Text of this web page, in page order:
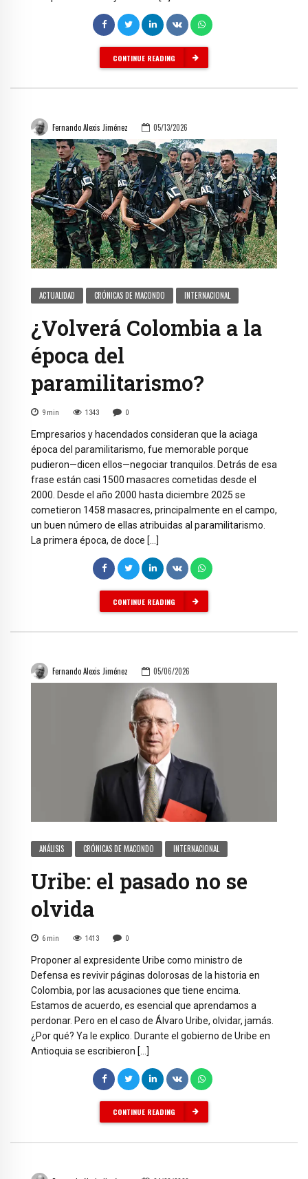
CONTINUE READING
Fernando Alexis Jiménez 05/13/2026
ACTUALIDAD CRÓNICAS DE MACONDO INTERNACIONAL
¿Volverá Colombia a la
época del
paramilitarismo?
9 min 1343 0
Empresarios y hacendados consideran que la aciaga
época del paramilitarismo, fue memorable porque
pudieron—dicen ellos—negociar tranquilos. Detrás de esa
frase están casi 1500 masacres cometidas desde el
2000. Desde el año 2000 hasta diciembre 2025 se
cometieron 1458 masacres, principalmente en el campo,
un buen número de ellas atribuidas al paramilitarismo.
La primera época, de doce […]
CONTINUE READING
Fernando Alexis Jiménez 05/06/2026
ANÁLISIS CRÓNICAS DE MACONDO INTERNACIONAL
Uribe: el pasado no se
olvida
6 min 1413 0
Proponer al expresidente Uribe como ministro de
Defensa es revivir páginas dolorosas de la historia en
Colombia, por las acusaciones que tiene encima.
Estamos de acuerdo, es esencial que aprendamos a
perdonar. Pero en el caso de Álvaro Uribe, olvidar, jamás.
¿Por qué? Ya le explico. Durante el gobierno de Uribe en
Antioquia se escribieron […]
CONTINUE READING